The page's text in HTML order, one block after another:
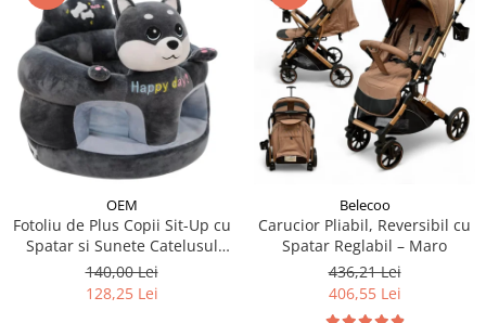
OEM
Fotoliu de Plus Copii Sit-Up cu
Spatar si Sunete Catelusul
Woofy
140,00 Lei
128,25 Lei
Belecoo
Carucior Pliabil, Reversibil cu
Spatar Reglabil – Maro
436,21 Lei
406,55 Lei